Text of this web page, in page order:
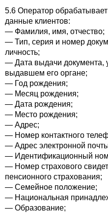
5.6 Оператор
данные клиентов:
— Фамилия, имя, отчество;
— Тип, серия и номер
личность;
— Дата выдачи документа,
выдавшем его органе;
— Год рождения;
— Месяц рождения;
— Дата рождения;
— Место рождения;
— Адрес;
— Номер контактного
— Адрес электронной
— Идентификационный
— Номер страхового
пенсионного страхования;
— Семейное положение;
— Национальная
— Образование;